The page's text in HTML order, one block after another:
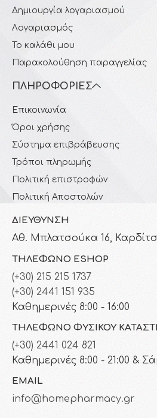
Δημιουργία λογαριασμού
Λογαριασμός
Το καλάθι μου
Παρακολούθηση παραγγελίας
ΠΛΗΡΟΦΟΡΊΕΣ
Επικοινωνία
Όροι χρήσης
Σύστημα επιβράβευσης
Τρόποι πληρωμής
Πολιτική επιστροφών
Πολιτική Αποστολών
ΔΙΕΎΘΥΝΣΗ
Αθ. Μπλατσούκα 16,
ΤΗΛΈΦΩΝΟ ESHOP
(+30) 215 215 1737
(+30) 2441 151 935
Καθημερινές 8:00 - 16:00
ΤΗΛΈΦΩΝΟ ΦΥΣΙΚΟΎ
(+30) 2441 024 821
Καθημερινές 8:00 - 21:00 &
EMAIL
info@homepharmacy.gr